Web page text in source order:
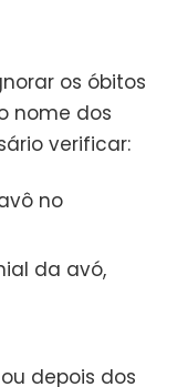
os óbitos
nome dos
verificar:
no
da avó,
depois dos